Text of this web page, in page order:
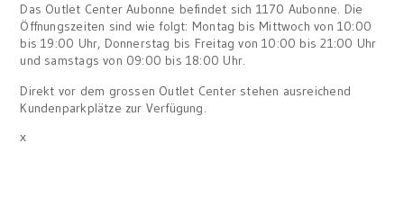
Das Outlet Center Aubonne befindet sich 1170 Aubonne. Die
Öffnungszeiten sind wie folgt: Montag bis Mittwoch von 10:00
bis 19:00 Uhr, Donnerstag bis Freitag von 10:00 bis 21:00 Uhr
und samstags von 09:00 bis 18:00 Uhr.
Direkt vor dem grossen Outlet Center stehen ausreichend
Kundenparkplätze zur Verfügung.
x